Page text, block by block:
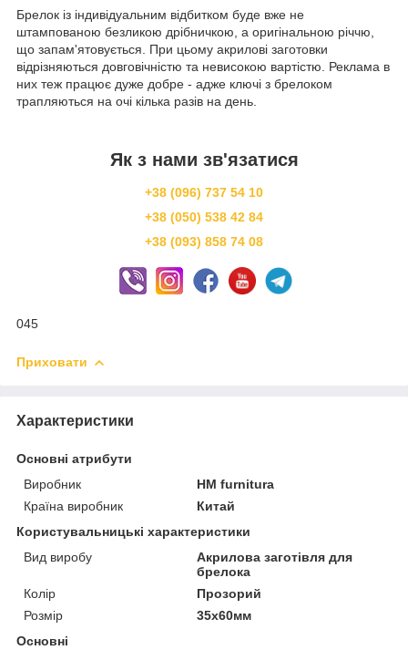
Брелок із індивідуальним відбитком буде вже не
штампованою безликою дрібничкою, а оригінальною річчю,
що запам'ятовується. При цьому акрилові заготовки
відрізняються довговічністю та невисокою вартістю. Реклама в
них теж працює дуже добре - адже ключі з брелоком
трапляються на очі кілька разів на день.
Як з нами зв'язатися
+38 (096) 737 54 10
+38 (050) 538 42 84
+38 (093) 858 74 08
045
Приховати
Характеристики
Основні атрибути
Виробник
HM furnitura
Країна виробник
Китай
Користувальницькі характеристики
Вид виробу
Акрилова заготівля для
брелока
Колір
Прозорий
Розмір
35х60мм
Основні